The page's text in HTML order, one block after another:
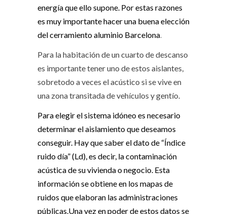
energía que ello supone. Por estas razones
es muy importante hacer una buena elección
delcerramiento aluminio Barcelona.
Para la habitación de un cuarto de descanso
es importante tener uno de estos aislantes,
sobretodo a veces el acústico si se vive en
una zona transitada de vehículos y gentío.
Para elegir el sistema idóneo es necesario
determinar el aislamiento que deseamos
conseguir. Hay que saber el dato de “Índice
ruido día” (Ld), es decir, la contaminación
acústica de su vivienda o negocio. Esta
información se obtiene en los mapas de
ruidos que elaboran las administraciones
públicas.Una vez en poder de estos datos se